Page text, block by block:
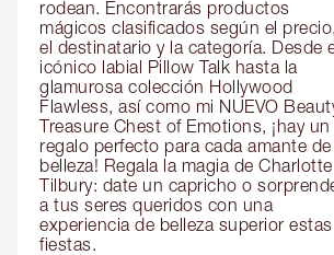
rodean. Encontrarás productos
mágicos clasificados según el precio,
el destinatario y la categoría. Desde
icónico labial Pillow Talk hasta la
glamurosa colección Hollywood
Flawless, así como mi NUEVO
Treasure Chest of Emotions, ¡hay un
regalo perfecto para cada amante de
belleza! Regala la magia de Charlotte
Tilbury: date un capricho o
a tus seres queridos con una
experiencia de belleza superior estas
fiestas.